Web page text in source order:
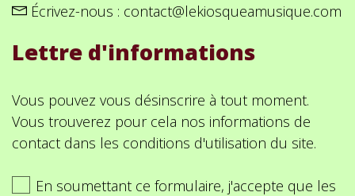
Écrivez-nous : contact@lekiosqueamusique.com
Lettre d'informations
Vous pouvez vous désinscrire à tout moment.
Vous trouverez pour cela nos informations de
contact dans les conditions d'utilisation du site.
En soumettant ce formulaire, j'accepte que les